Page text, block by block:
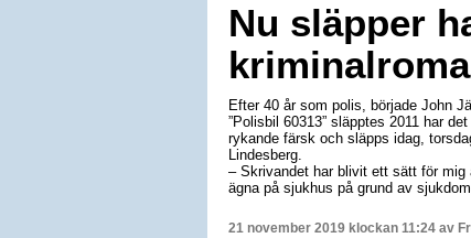
Nu släpper
Efter 40 år som polis, började John
”Polisbil 60313” släpptes 2011 har
rykande färsk och släpps idag,
Lindesberg.
– Skrivandet har blivit ett sätt för
ägna på sjukhus på grund av
21 november 2019 klockan 11:24 av